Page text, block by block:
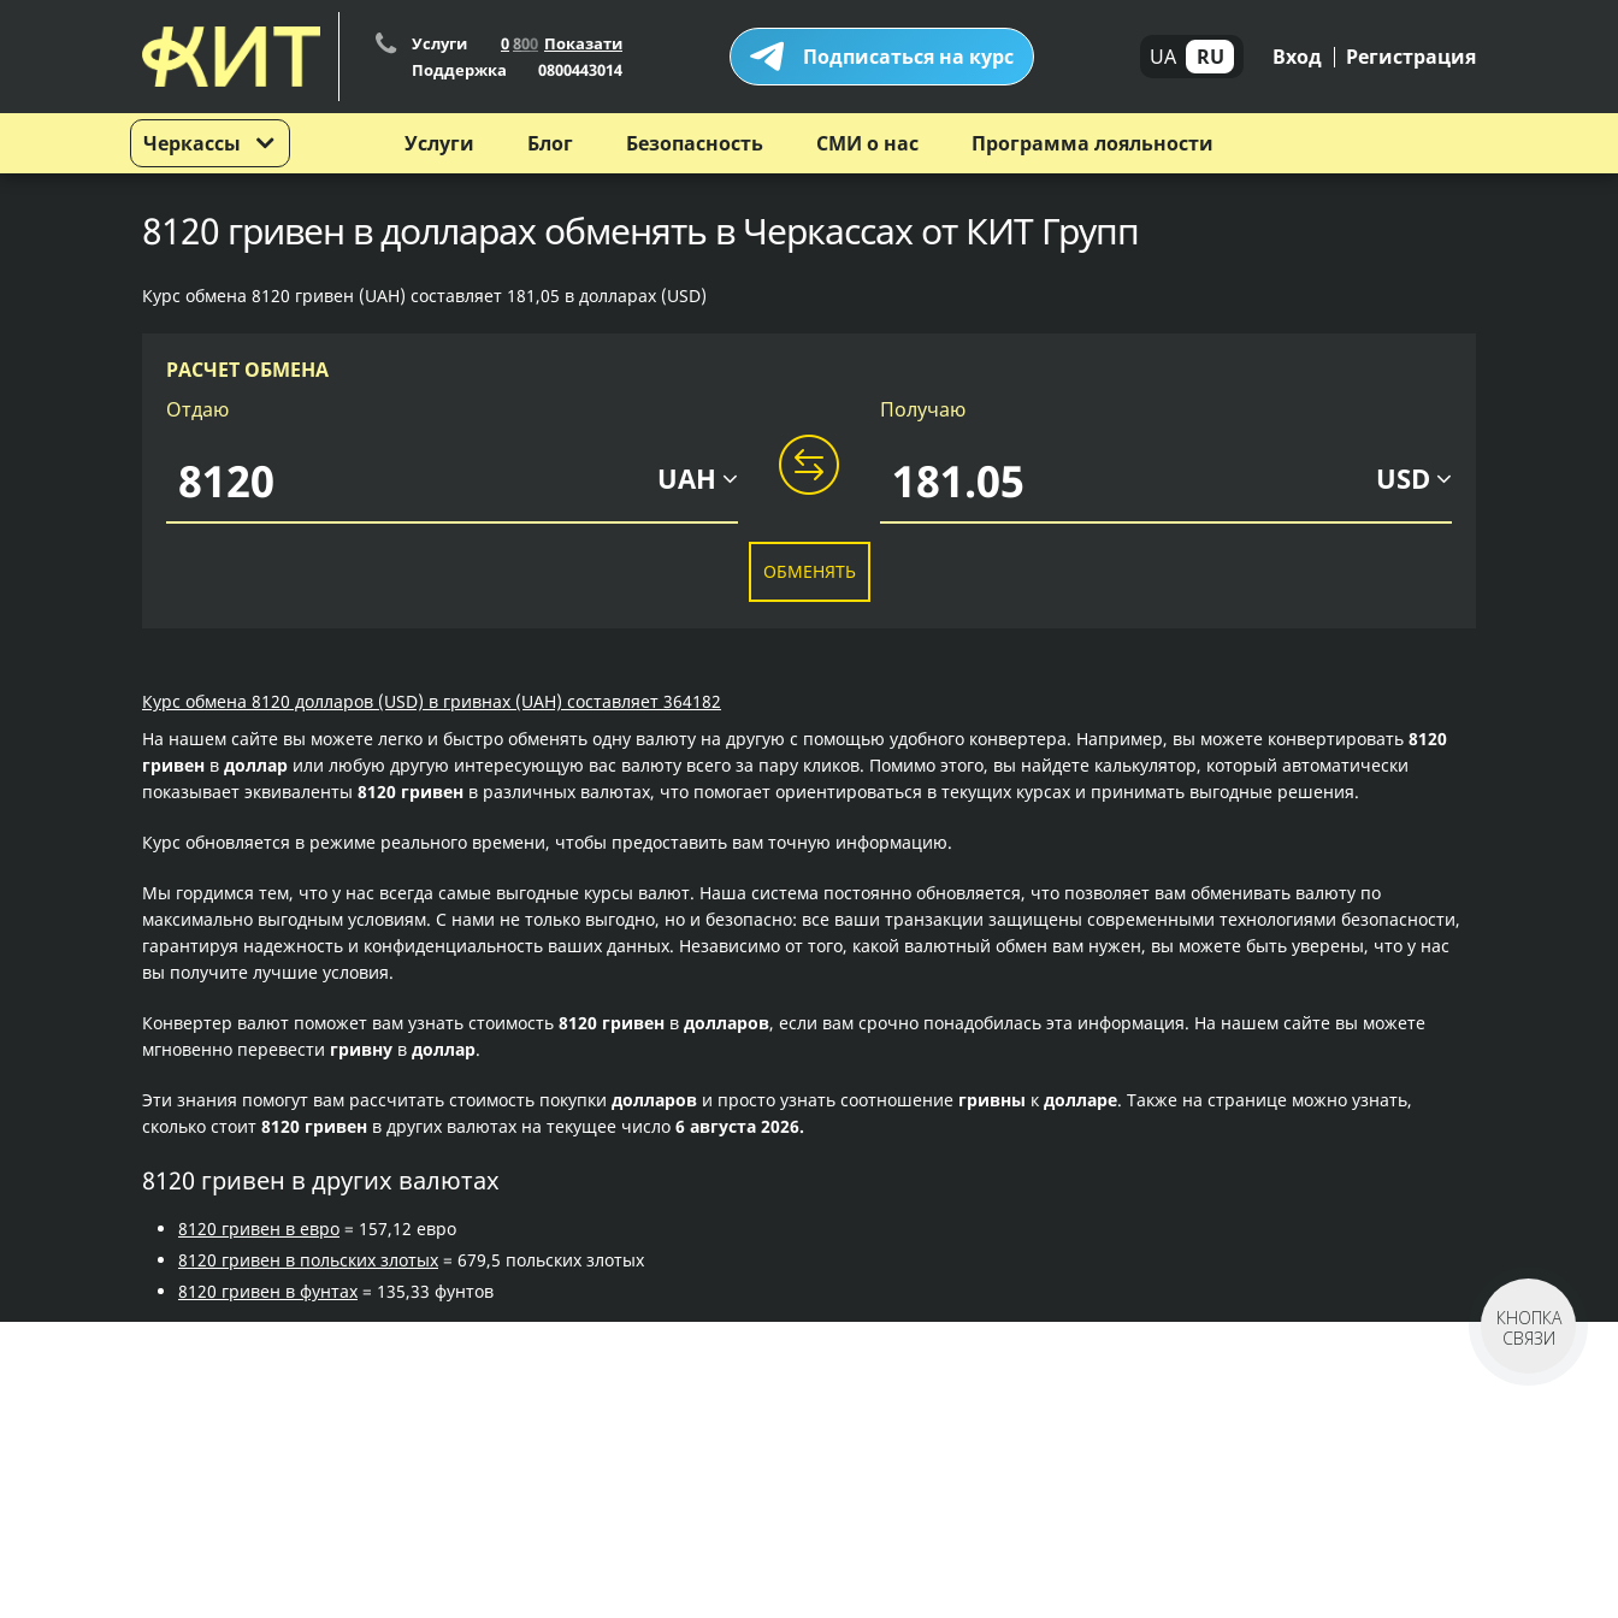
Черкассы
Услуги 0800 Показати
Поддержка
0800443014 Подписаться на курс UA RU Вход Регистрация
Услуги Блог Безопасность СМИ о нас Программа лояльности
8120 гривен в долларах обменять в Черкассах от КИТ Групп
Курс обмена 8120 гривен (UAH) составляет 181,05 в долларах (USD)
РАСЧЕТ ОБМЕНА
Отдаю
UAH
Получаю
USD
ОБМЕНЯТЬ
Курс обмена 8120 долларов (USD) в гривнах (UAH) составляет 364182
На нашем сайте вы можете легко и быстро обменять одну валюту на другую с помощью удобного конвертера. Например, вы можете конвертировать 8120
гривен в доллар или любую другую интересующую вас валюту всего за пару кликов. Помимо этого, вы найдете калькулятор, который автоматически
показывает эквиваленты 8120 гривен в различных валютах, что помогает ориентироваться в текущих курсах и принимать выгодные решения.
Курс обновляется в режиме реального времени, чтобы предоставить вам точную информацию.
Мы гордимся тем, что у нас всегда самые выгодные курсы валют. Наша система постоянно обновляется, что позволяет вам обменивать валюту по
максимально выгодным условиям. С нами не только выгодно, но и безопасно: все ваши транзакции защищены современными технологиями безопасности,
гарантируя надежность и конфиденциальность ваших данных. Независимо от того, какой валютный обмен вам нужен, вы можете быть уверены, что у нас
вы получите лучшие условия.
Конвертер валют поможет вам узнать стоимость 8120 гривен в долларов, если вам срочно понадобилась эта информация. На нашем сайте вы можете
мгновенно перевести гривну в доллар.
Эти знания помогут вам рассчитать стоимость покупки долларов и просто узнать соотношение гривны к долларе. Также на странице можно узнать,
сколько стоит 8120 гривен в других валютах на текущее число 6 августа 2026.
8120 гривен в других валютах
8120 гривен в евро = 157,12 евро
8120 гривен в польских злотых = 679,5 польских злотых
8120 гривен в фунтах = 135,33 фунтов
КНОПКА
СВЯЗИ